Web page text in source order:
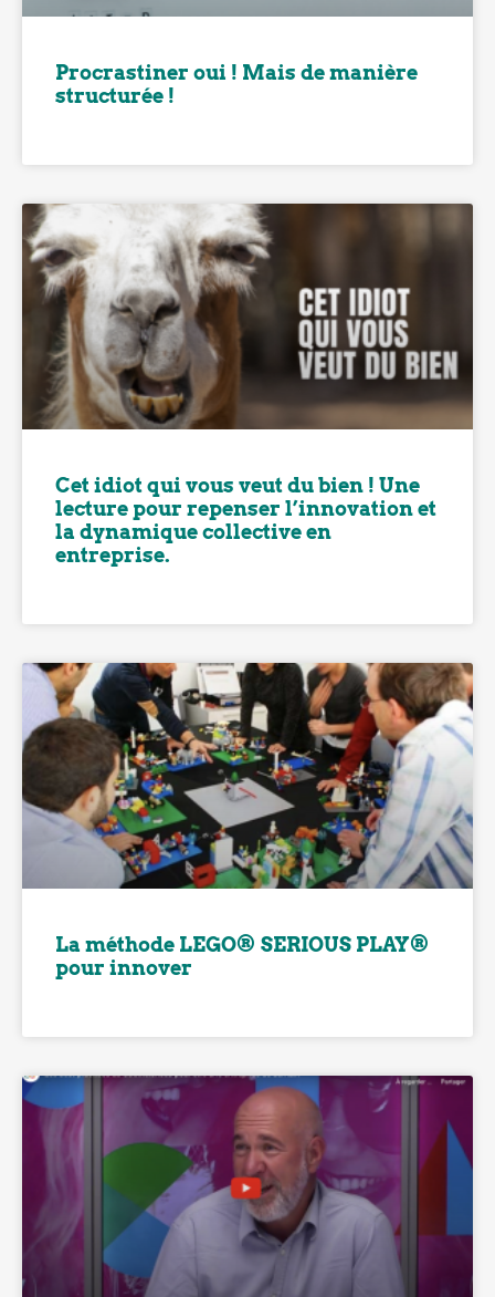
Procrastiner oui ! Mais de manière
structurée !
Cet idiot qui vous veut du bien ! Une
lecture pour repenser l’innovation et
la dynamique collective en
entreprise.
La méthode LEGO® SERIOUS PLAY®
pour innover